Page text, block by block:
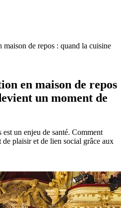
de repos : quand la cuisine
en maison de repos
un moment de
un enjeu de santé. Comment
plaisir et de lien social grâce aux